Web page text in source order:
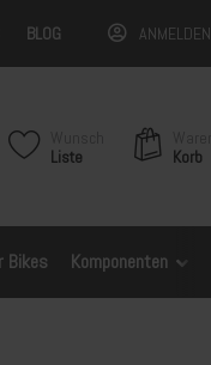
BLOG ANMELDEN
Liste
Korb
Bikes Komponenten